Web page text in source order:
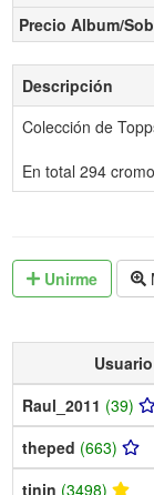
Precio Album/
Descripción
Colección de
En total 294
Unirme
Usuario
Raul_2011 (39)
theped (663)
tinin (3498)